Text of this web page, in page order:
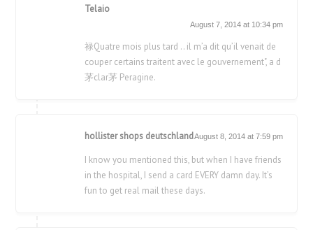
Telaio
August 7, 2014 at 10:34 pm
禄Quatre mois plus tard .. il m’a dit qu’il venait de
couper certains traitent avec le gouvernement", a d
茅clar茅 Peragine.
hollister shops deutschlandAugust 8, 2014 at 7:59 pm
I know you mentioned this, but when I have friends
in the hospital, I send a card EVERY damn day. It’s
fun to get real mail these days.